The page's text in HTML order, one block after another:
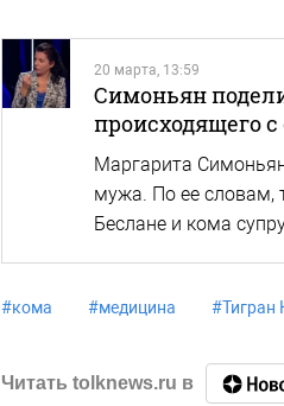
20 марта, 13:59
Симоньян
происходящего
Маргарита
мужа. По ее словам,
Беслане и кома
#кома #медицина #Тигран
Читать tolknews.ru в